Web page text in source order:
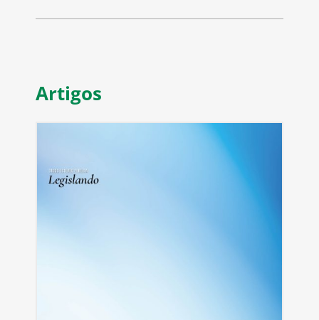
Artigos